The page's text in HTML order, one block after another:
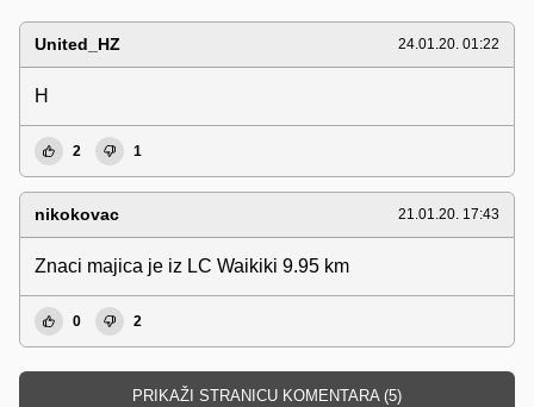
United_HZ 24.01.20. 01:22
H
2 1
nikokovac 21.01.20. 17:43
Znaci majica je iz LC Waikiki 9.95 km
0 2
PRIKAŽI STRANICU KOMENTARA (5)